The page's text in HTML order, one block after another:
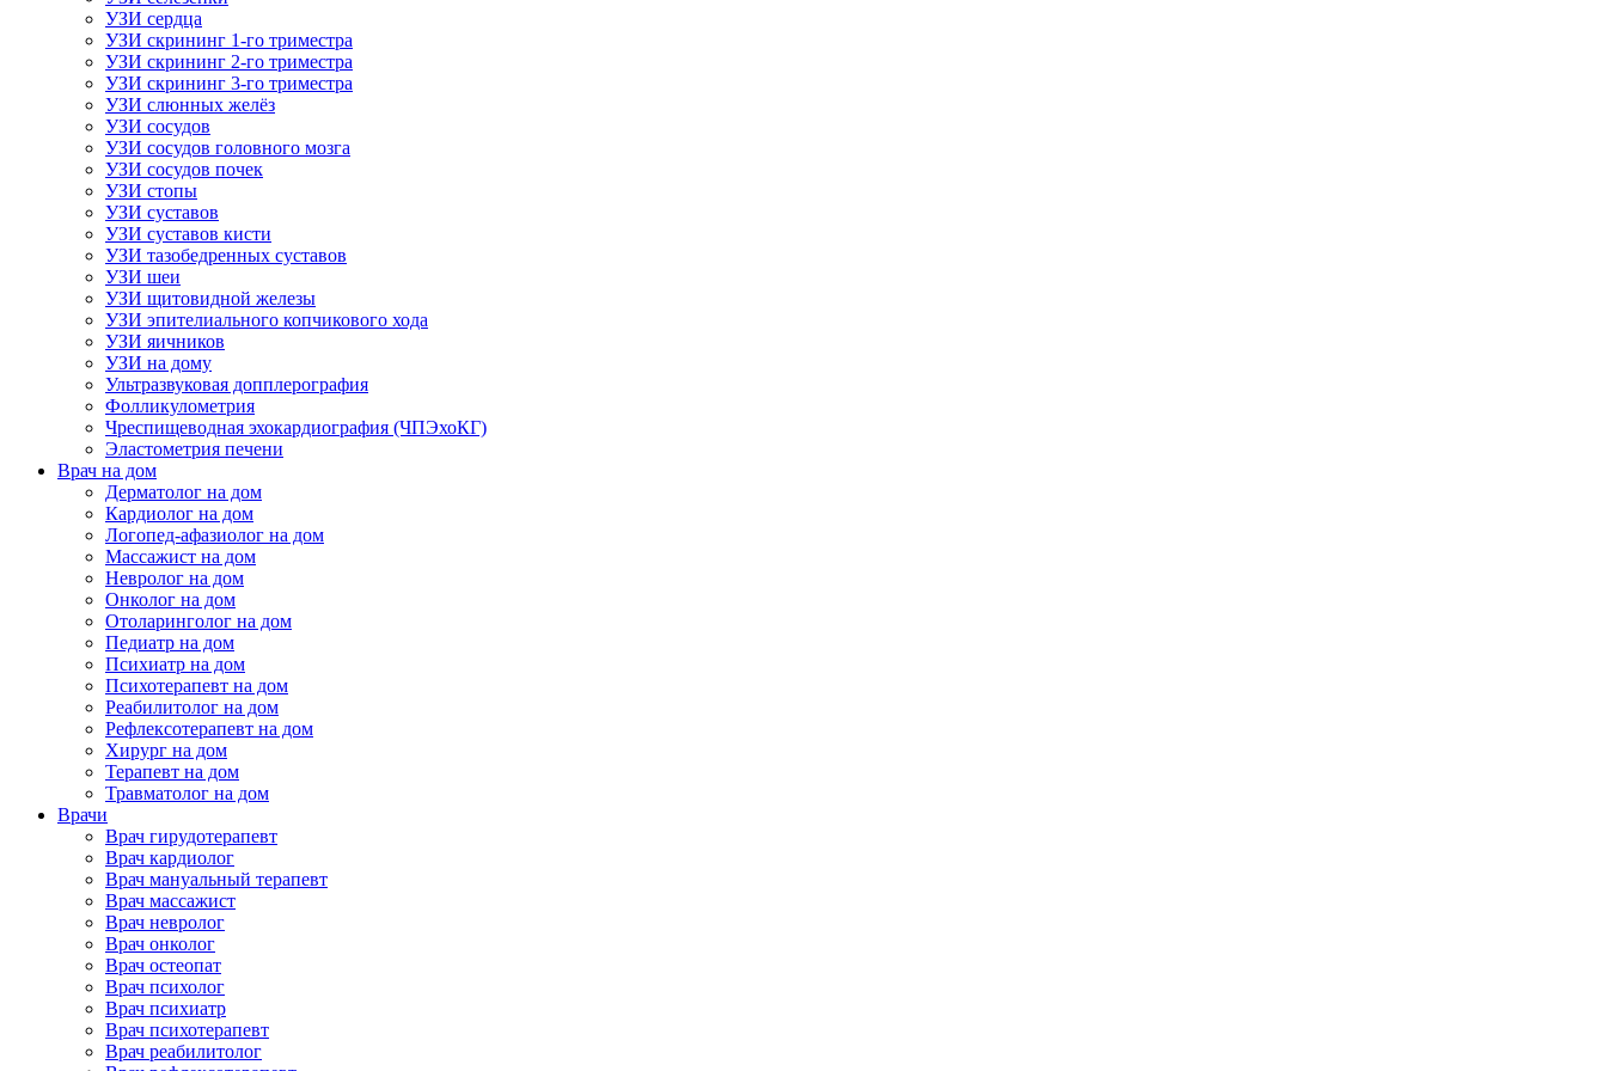
УЗИ сердца
УЗИ скрининг 1-го триместра
УЗИ скрининг 2-го триместра
УЗИ скрининг 3-го триместра
УЗИ слюнных желёз
УЗИ сосудов
УЗИ сосудов головного мозга
УЗИ сосудов почек
УЗИ стопы
УЗИ суставов
УЗИ суставов кисти
УЗИ тазобедренных суставов
УЗИ шеи
УЗИ щитовидной железы
УЗИ эпителиального копчикового хода
УЗИ яичников
УЗИ на дому
Ультразвуковая допплерография
Фолликулометрия
Чреспищеводная эхокардиография (ЧПЭхоКГ)
Эластометрия печени
Врач на дом
Дерматолог на дом
Кардиолог на дом
Логопед-афазиолог на дом
Массажист на дом
Невролог на дом
Онколог на дом
Отоларинголог на дом
Педиатр на дом
Психиатр на дом
Психотерапевт на дом
Реабилитолог на дом
Рефлексотерапевт на дом
Хирург на дом
Терапевт на дом
Травматолог на дом
Врачи
Врач гирудотерапевт
Врач кардиолог
Врач мануальный терапевт
Врач массажист
Врач невролог
Врач онколог
Врач остеопат
Врач психолог
Врач психиатр
Врач психотерапевт
Врач реабилитолог